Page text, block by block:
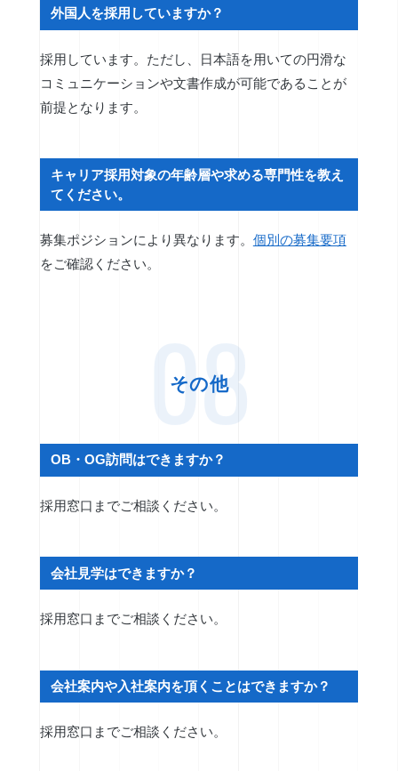
外国人を採用していますか？
採用しています。ただし、日本語を用いての円滑な
コミュニケーションや文書作成が可能であることが
前提となります。
キャリア採用対象の年齢層や求める専門性を教え
てください。
募集ポジションにより異なります。 個別の募集要項
をご確認ください。
08
その他
OB・OG訪問はできますか？
採用窓口までご相談ください。
会社見学はできますか？
採用窓口までご相談ください。
会社案内や入社案内を頂くことはできますか？
採用窓口までご相談ください。